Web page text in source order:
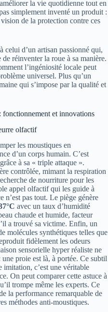
la vie quotidienne tout en
simplement inventé un produit :
de la protection contre ces
celui d’un artisan passionné qui,
réinventer la roue à sa manière.
l’ingéniosité locale peut
universel. Plus qu’un
qui s’impose par la qualité et
et innovations
olfactif
les moustiques en
d’un corps humain. C’est
à sa « triple attaque ».
contrôlée, mimant la respiration
de nourriture pour les
appel olfactif qui les guide à
n’est pas tout. Le piège génère
avec un taux d’humidité
chaude et humide, facteur
a trouvé sa victime. Enfin, un
molécules synthétiques telles que
fidèlement les odeurs
sensorielle hyper réaliste ne
proie est là, à portée. Ce subtil
imitation, c’est une véritable
On peut comparer cette astuce à
trompe même les experts. Ce
la performance remarquable de
méthodes anti-moustiques.